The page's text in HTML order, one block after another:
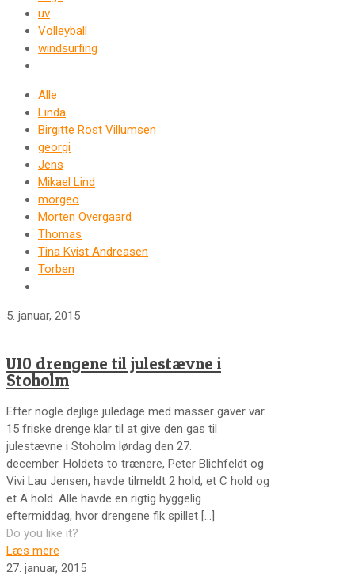
uv
Volleyball
windsurfing
Alle
Linda
Birgitte Rost Villumsen
georgi
Jens
Mikael Lind
morgeo
Morten Overgaard
Thomas
Tina Kvist Andreasen
Torben
5. januar, 2015
U10 drengene til julestævne i
Stoholm
Efter nogle dejlige juledage med masser gaver var
15 friske drenge klar til at give den gas til
julestævne i Stoholm lørdag den 27.
december. Holdets to trænere, Peter Blichfeldt og
Vivi Lau Jensen, havde tilmeldt 2 hold; et C hold og
et A hold. Alle havde en rigtig hyggelig
eftermiddag, hvor drengene fik spillet […]
Do you like it?
Læs mere
27. januar, 2015